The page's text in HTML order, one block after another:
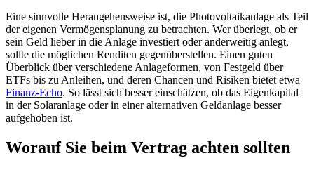
Eine sinnvolle Herangehensweise ist, die Photovoltaikanlage als Teil
der eigenen Vermögensplanung zu betrachten. Wer überlegt, ob er
sein Geld lieber in die Anlage investiert oder anderweitig anlegt,
sollte die möglichen Renditen gegenüberstellen. Einen guten
Überblick über verschiedene Anlageformen, von Festgeld über
ETFs bis zu Anleihen, und deren Chancen und Risiken bietet etwa
Finanz-Echo. So lässt sich besser einschätzen, ob das Eigenkapital
in der Solaranlage oder in einer alternativen Geldanlage besser
aufgehoben ist.
Worauf Sie beim Vertrag achten sollten